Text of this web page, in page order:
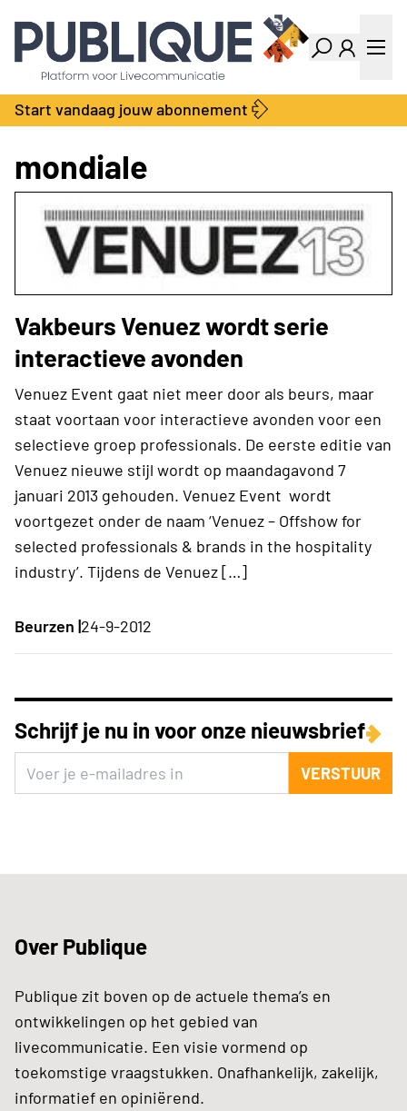
Industry Dashboard
Vacatures
Kalender
Producten
Bedrijvengids
Locatie Finder
Contact
Over ons
Adverteren
Abonnementen
Start vandaag jouw abonnement
mondiale
Vakbeurs Venuez wordt serie
interactieve avonden
Venuez Event gaat niet meer door als beurs, maar
staat voortaan voor interactieve avonden voor een
selectieve groep professionals. De eerste editie van
Venuez nieuwe stijl wordt op maandagavond 7
januari 2013 gehouden. Venuez Event wordt
voortgezet onder de naam ‘Venuez – Offshow for
selected professionals & brands in the hospitality
industry’. Tijdens de Venuez […]
Beurzen |24-9-2012
Schrijf je nu in voor onze nieuwsbrief
VERSTUUR
Over Publique
Publique zit boven op de actuele thema’s en
ontwikkelingen op het gebied van
livecommunicatie. Een visie vormend op
toekomstige vraagstukken. Onafhankelijk, zakelijk,
informatief en opiniërend.